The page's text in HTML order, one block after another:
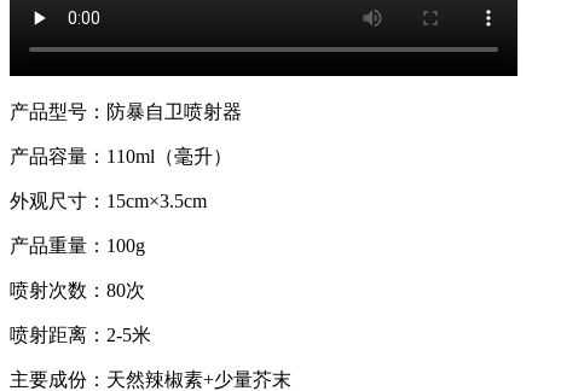
产品型号：防暴自卫喷射器
产品容量：110ml（毫升）
外观尺寸：15cm×3.5cm
产品重量：100g
喷射次数：80次
喷射距离：2-5米
主要成份：天然辣椒素+少量芥末